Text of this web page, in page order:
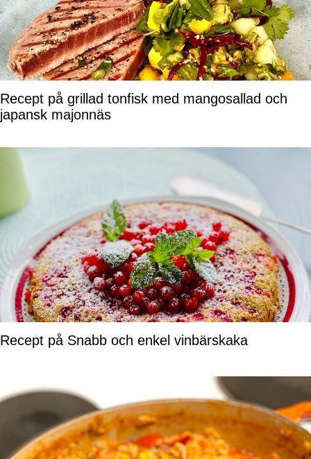
Recept på grillad tonfisk med mangosallad och
japansk majonnäs
Recept på Snabb och enkel vinbärskaka